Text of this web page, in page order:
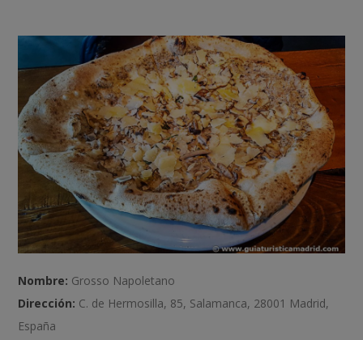
Nombre: Grosso Napoletano
Dirección: C. de Hermosilla, 85, Salamanca, 28001 Madrid,
España